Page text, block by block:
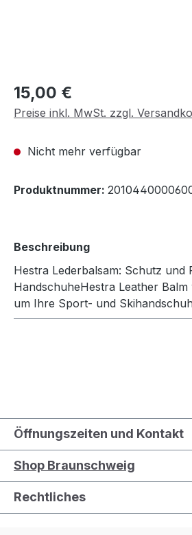
Regulärer Preis:
15,00 €
Preise inkl. MwSt. zzgl.
Nicht mehr verfügbar
Produktnummer:
Beschreibung
Hestra Lederbalsam: Schutz und
HandschuheHestra Leather
um Ihre Sport- und
Öffnungszeiten und Kontakt
Shop Braunschweig
Rechtliches